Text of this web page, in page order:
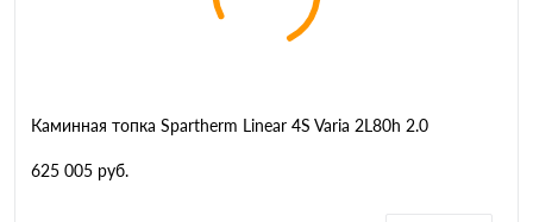
Каминная топка Spartherm Linear 4S Varia 2L80h 2.0
625 005 руб.